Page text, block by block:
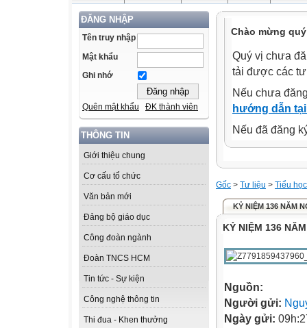
ĐĂNG NHẬP
Tên truy nhập
Mật khẩu
Ghi nhớ
Quên mật khẩu ĐK thành viên
THÔNG TIN
Giới thiệu chung
Cơ cấu tổ chức
Văn bản mới
Đảng bộ giáo dục
Công đoàn ngành
Đoàn TNCS HCM
Tin tức - Sự kiện
Công nghệ thông tin
Thi đua - Khen thưởng
Chào mừng
Quý vị chưa
tải được các
Nếu chưa
hướng dẫn
Nếu đã đăng
Gốc > Tư liệu > Tiểu học
KỶ NIỆM 136 NĂM
KỶ NIỆM 136
Nguồn:
Người gửi:
Ngày gửi: